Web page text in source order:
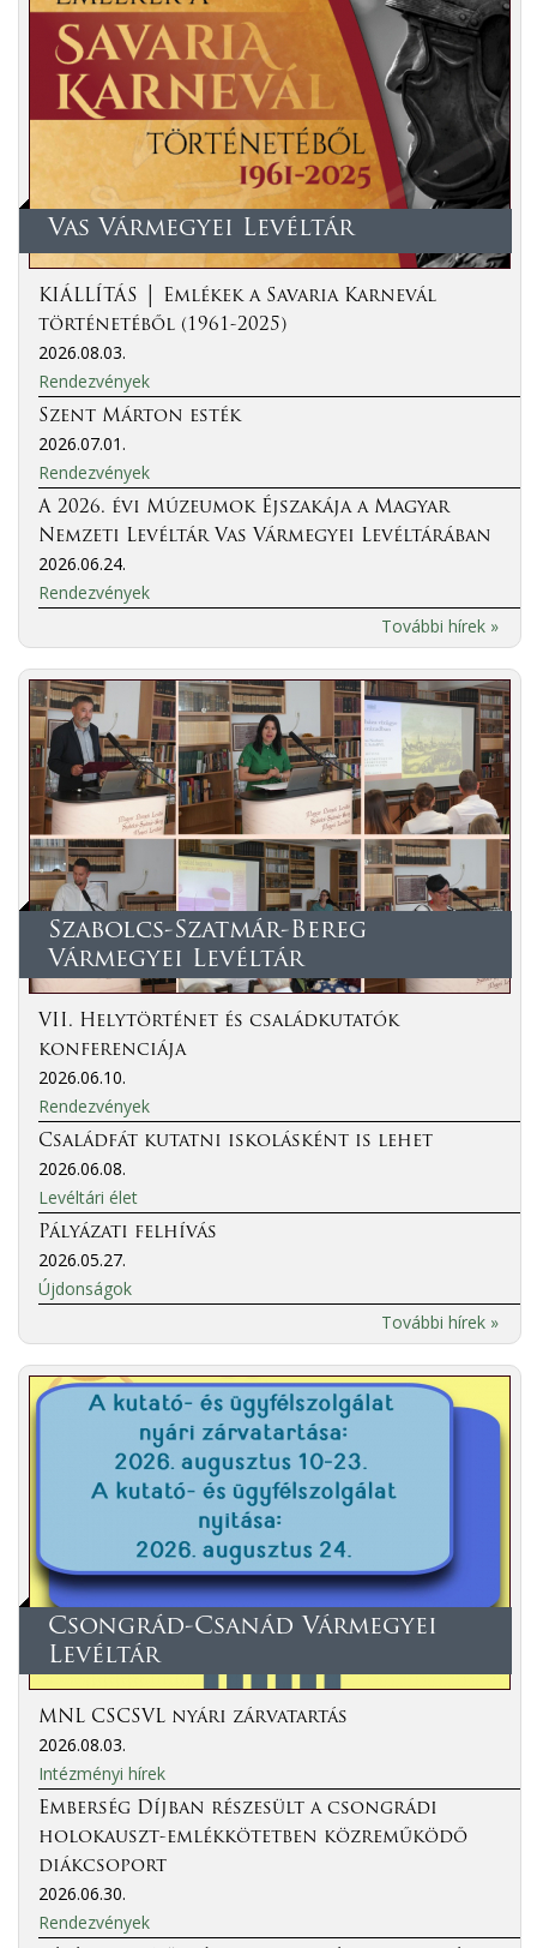
Vas Vármegyei Levéltár
KIÁLLÍTÁS │ Emlékek a Savaria Karnevál
történetéből (1961-2025)
2026.08.03.
Rendezvények
Szent Márton esték
2026.07.01.
Rendezvények
A 2026. évi Múzeumok Éjszakája a Magyar
Nemzeti Levéltár Vas Vármegyei Levéltárában
2026.06.24.
Rendezvények
További hírek »
Szabolcs-Szatmár-Bereg
Vármegyei Levéltár
VII. Helytörténet és családkutatók
konferenciája
2026.06.10.
Rendezvények
Családfát kutatni iskolásként is lehet
2026.06.08.
Levéltári élet
Pályázati felhívás
2026.05.27.
Újdonságok
További hírek »
Csongrád-Csanád Vármegyei
Levéltár
MNL CSCSVL nyári zárvatartás
2026.08.03.
Intézményi hírek
Emberség Díjban részesült a csongrádi
holokauszt-emlékkötetben közreműködő
diákcsoport
2026.06.30.
Rendezvények